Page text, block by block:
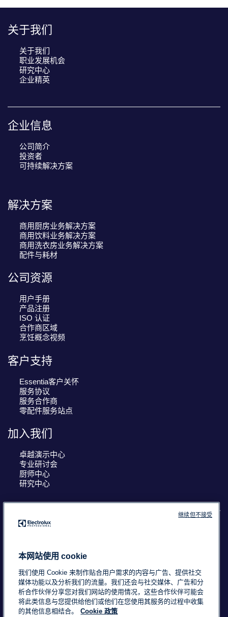
R
e
a
v
i
n
关于我们
关于我们
职业发展机会
研究中心
企业精英
企业信息
公司简介
投资者
可持续解决方案
解决方案
商用厨房业务解决方案
商用饮料业务解决方案
商用洗衣房业务解决方案
配件与耗材
公司资源
用户手册
产品注册
ISO 认证
合作商区域
烹饪概念视频
客户支持
Essentia客户关怀
服务协议
服务合作商
零配件服务站点
加入我们
卓越演示中心
专业研讨会
厨师中心
研究中心
您的选择： 中国
浙ICP备18015725号-2
Data Privacy Statement
Cookie Policy
条款与条件
本网站使用 cookie
我们使用 Cookie 来制作贴合用户需求的内容与广告、提供社交
媒体功能以及分析我们的流量。我们还会与社交媒体、广告和分
析合作伙伴分享您对我们网站的使用情况，这些合作伙伴可能会
将此类信息与您提供给他们或他们在您使用其服务的过程中收集
的其他信息相结合。
Cookie 政策
继续但不接受